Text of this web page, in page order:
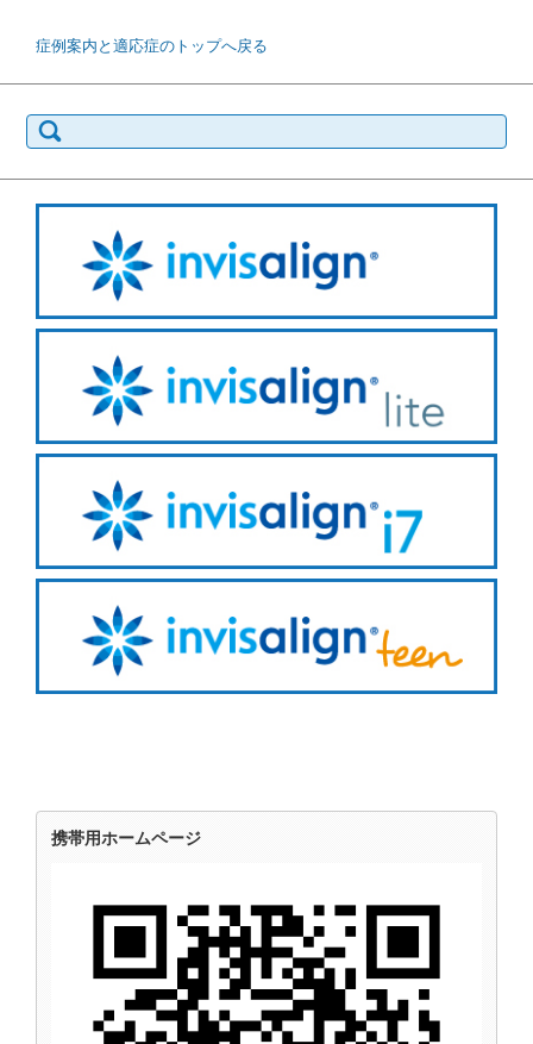
症例案内と適応症のトップへ戻る
検
索:
携帯用ホームページ